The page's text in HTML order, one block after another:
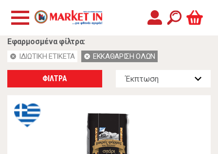
Εφαρμοσμένα φίλτρα:
cancel ΙΔΙΩΤΙΚΗ ΕΤΙΚΕΤΑ cancel ΕΚΚΑΘΑΡΙΣΗ ΟΛΩΝ
ΦΙΛΤΡΑ